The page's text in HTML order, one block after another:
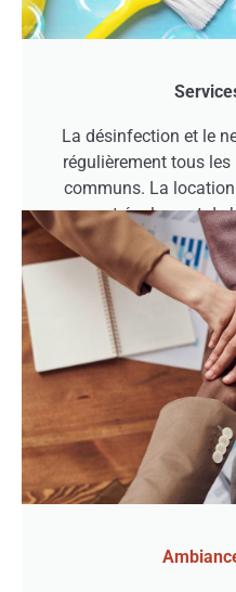
La désinfection et le
régulièrement tous
communs. La
permet également de
Nos